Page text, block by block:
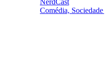
NerdCast
Comédia, Sociedade